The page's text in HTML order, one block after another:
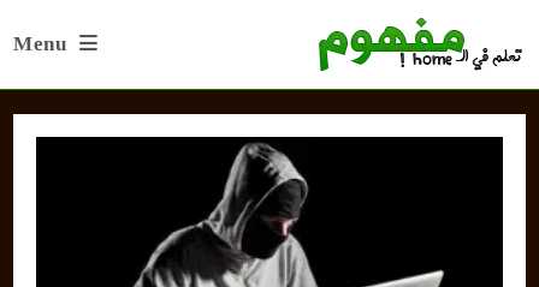
Menu